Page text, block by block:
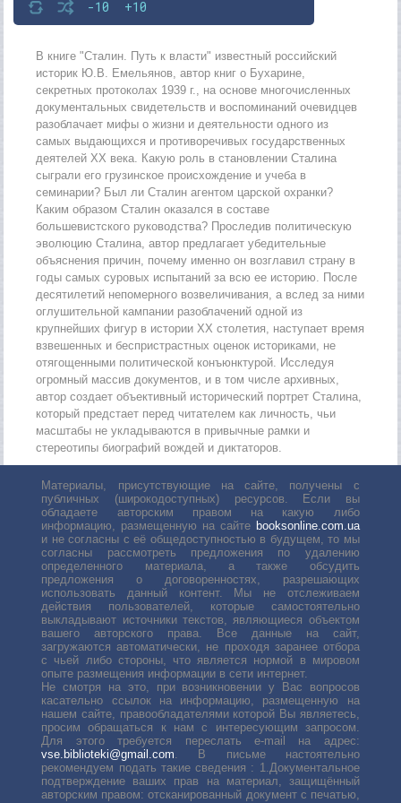
-10 +10
В книге "Сталин. Путь к власти" известный российский
историк Ю.В. Емельянов, автор книг о Бухарине,
секретных протоколах 1939 г., на основе многочисленных
документальных свидетельств и воспоминаний очевидцев
разоблачает мифы о жизни и деятельности одного из
самых выдающихся и противоречивых государственных
деятелей XX века. Какую роль в становлении Сталина
сыграли его грузинское происхождение и учеба в
семинарии? Был ли Сталин агентом царской охранки?
Каким образом Сталин оказался в составе
большевистского руководства? Проследив политическую
эволюцию Сталина, автор предлагает убедительные
объяснения причин, почему именно он возглавил страну в
годы самых суровых испытаний за всю ее историю. После
десятилетий непомерного возвеличивания, а вслед за ними
оглушительной кампании разоблачений одной из
крупнейших фигур в истории XX столетия, наступает время
взвешенных и беспристрастных оценок историками, не
отягощенными политической конъюнктурой. Исследуя
огромный массив документов, и в том числе архивных,
автор создает объективный исторический портрет Сталина,
который предстает перед читателем как личность, чьи
масштабы не укладываются в привычные рамки и
стереотипы биографий вождей и диктаторов.
Материалы, присутствующие на сайте, получены с
публичных (широкодоступных) ресурсов. Если вы
обладаете авторским правом на какую либо
информацию, размещенную на сайте booksonline.com.ua
и не согласны с её общедоступностью в будущем, то мы
согласны рассмотреть предложения по удалению
определенного материала, а также обсудить
предложения о договоренностях, разрешающих
использовать данный контент. Мы не отслеживаем
действия пользователей, которые самостоятельно
выкладывают источники текстов, являющиеся объектом
вашего авторского права. Все данные на сайт,
загружаются автоматически, не проходя заранее отбора
с чьей либо стороны, что является нормой в мировом
опыте размещения информации в сети интернет.
Не смотря на это, при возникновении у Вас вопросов
касательно ссылок на информацию, размещенную на
нашем сайте, правообладателями которой Вы являетесь,
просим обращаться к нам с интересующим запросом.
Для этого требуется переслать е-mail на адрес:
vse.biblioteki@gmail.com. В письме настоятельно
рекомендуем подать такие сведения : 1.Документальное
подтверждение ваших прав на материал, защищённый
авторским правом: отсканированный документ с печатью,